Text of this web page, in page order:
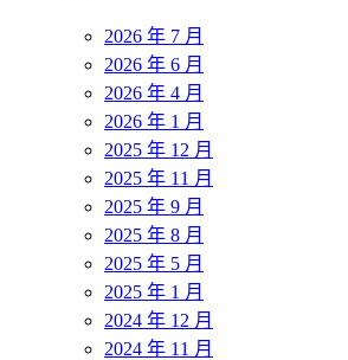
2026 年 7 月
2026 年 6 月
2026 年 4 月
2026 年 1 月
2025 年 12 月
2025 年 11 月
2025 年 9 月
2025 年 8 月
2025 年 5 月
2025 年 1 月
2024 年 12 月
2024 年 11 月